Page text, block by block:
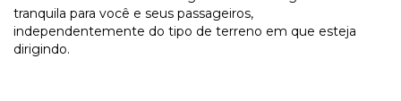
tranquila para você e seus passageiros,
independentemente do tipo de terreno em que esteja
dirigindo.